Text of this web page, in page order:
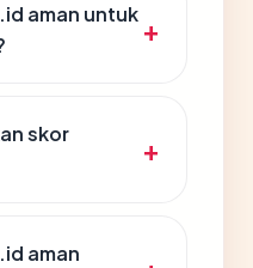
aman untuk
skor
aman